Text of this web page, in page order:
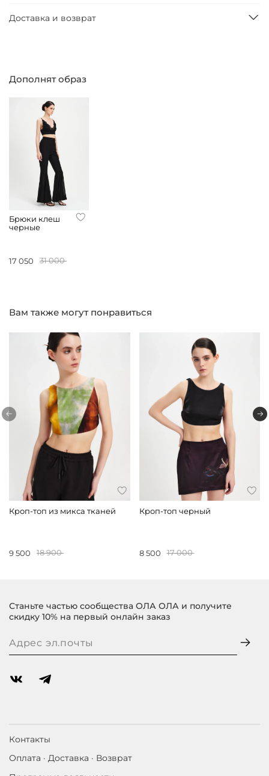
Доставка и возврат
Дополнят образ
Брюки клеш
черные
17 050 31 000
Вам также могут понравиться
Кроп-топ из микса тканей
9 500 18 900
Кроп-топ черный
8 500 17 000
Контакты
Оплата · Доставка · Возврат
Станьте частью сообщества ОЛА ОЛА и получите
скидку 10% на первый онлайн заказ